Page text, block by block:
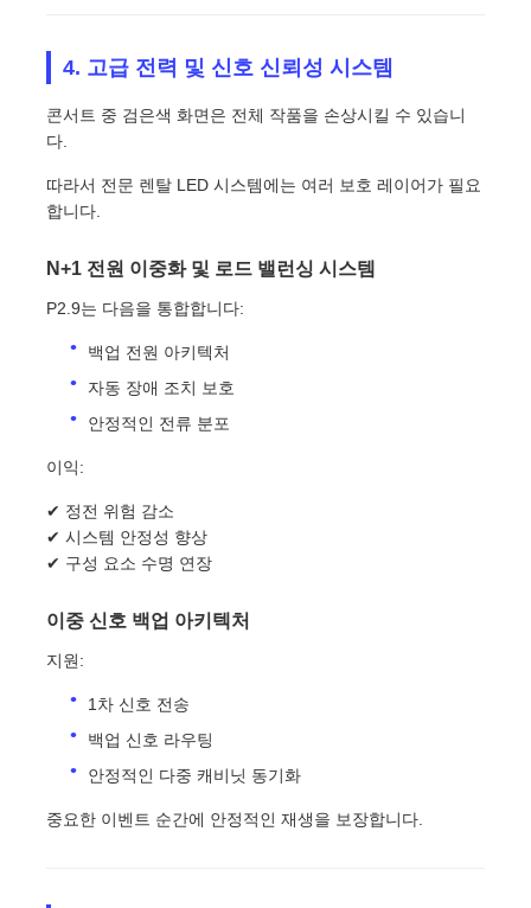
4. 고급 전력 및 신호 신뢰성 시스템
콘서트 중 검은색 화면은 전체 작품을 손상시킬 수 있습니
다.
따라서 전문 렌탈 LED 시스템에는 여러 보호 레이어가 필요
합니다.
N+1 전원 이중화 및 로드 밸런싱 시스템
P2.9는 다음을 통합합니다:
백업 전원 아키텍처
자동 장애 조치 보호
안정적인 전류 분포
이익:
✔ 정전 위험 감소
✔ 시스템 안정성 향상
✔ 구성 요소 수명 연장
이중 신호 백업 아키텍처
지원:
1차 신호 전송
백업 신호 라우팅
안정적인 다중 캐비닛 동기화
중요한 이벤트 순간에 안정적인 재생을 보장합니다.